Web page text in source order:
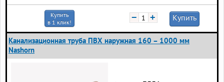
Купить
в 1 клик!
− + Купить
Канализационная труба ПВХ наружная 160 – 1000 мм
Nashorn